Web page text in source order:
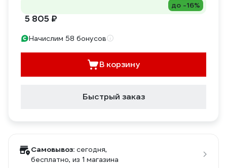
до -16%
5 805 ₽
Начислим 58 бонусов
В корзину
Быстрый заказ
Самовывоз: сегодня,
бесплатно, из 1 магазина